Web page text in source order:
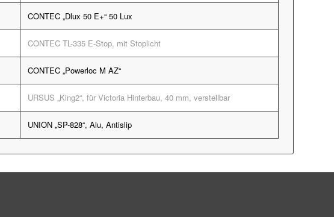
CONTEC „Dlux 50 E+“ 50 Lux
CONTEC TL-335 E-Stop, mit Stoplicht
CONTEC „Powerloc M AZ“
URSUS „King2“, für Victoria Hinterbau, 40 mm, verstellbar
UNION „SP-828“, Alu, Antislip